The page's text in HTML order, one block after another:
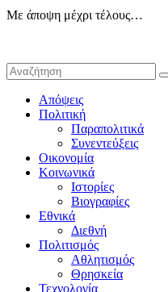
Με άποψη μέχρι τέλους…
Απόψεις
Πολιτική
Παραπολιτικά
Συνεντεύξεις
Οικονομία
Κοινωνικά
Ιστορίες
Βιογραφίες
Εθνικά
Διεθνή
Πολιτισμός
Αθλητισμός
Θρησκεία
Τεχνολογία